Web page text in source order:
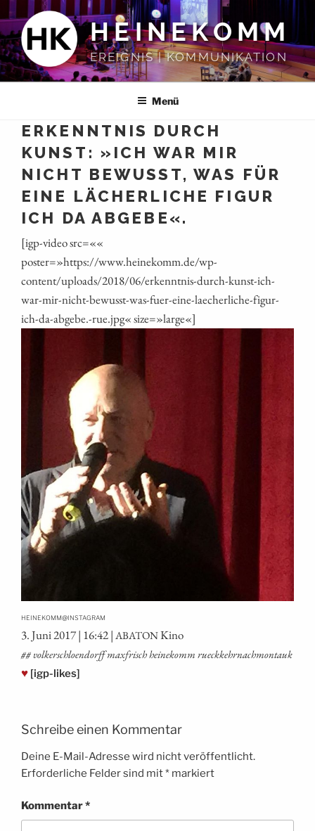
Inhalt
springen
HEINEKOMM
EREIGNIS | KOMMUNIKATION
Menü
ERKENNTNIS DURCH
KUNST: »ICH WAR MIR
NICHT BEWUSST, WAS FÜR
EINE LÄCHERLICHE FIGUR
ICH DA ABGEBE«.
[igp-video src=««
poster=»https://www.heinekomm.de/wp-
content/uploads/2018/06/erkenntnis-durch-kunst-ich-
war-mir-nicht-bewusst-was-fuer-eine-laecherliche-figur-
ich-da-abgebe.-rue.jpg« size=»large«]
HEINEKOMM@INSTAGRAM
3. Juni 2017 | 16:42 | ABATONKino
## vol­ker­schloen­dorff max­frisch hei­ne­komm rueckkehrnachmontauk
♥ [igp-likes]
Schreibe einen Kommentar
Deine E-Mail-Adresse wird nicht veröffentlicht.
Erforderliche Felder sind mit* markiert
Kommentar*